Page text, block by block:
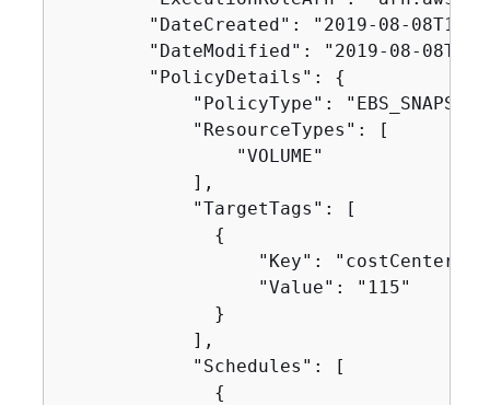
"DateCreated": "2019-08-
"DateModified": "2019-08-
        "PolicyDetails":
{
"PolicyType":
            "ResourceTypes": [
                "VOLUME"
            ],
            "TargetTags": [
{
                  "Key": "costCenter",
                  "Value": "115"
              }
            ],
            "Schedules": [
{